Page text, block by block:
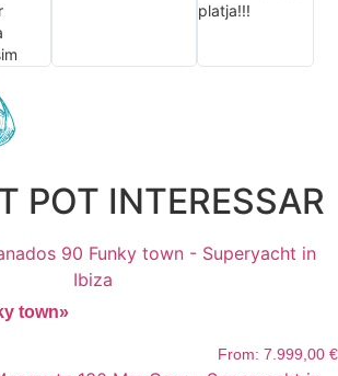
platja!!!
POT INTERESSAR
town»
From: 7.999,00 €